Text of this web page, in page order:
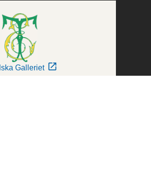
Galleriet